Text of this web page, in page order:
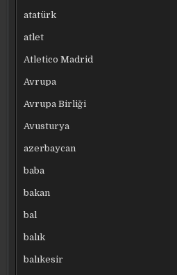
atatürk
atlet
Atletico Madrid
Avrupa
Avrupa Birliği
Avusturya
azerbaycan
baba
bakan
bal
balık
balıkesir